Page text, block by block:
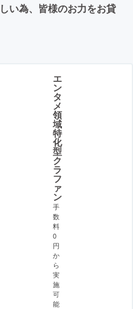
い為、皆様のお力をお貸
エ
ン
タ
メ
領
域
特
化
型
ク
ラ
フ
ァ
ン
手
数
料
0
円
か
ら
実
施
可
能